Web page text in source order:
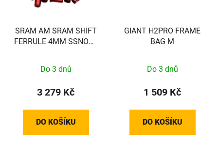
SRAM AM SRAM SHIFT
FERRULE 4MM SSNOSE
Do 3 dnů
3 279 Kč
DO KOŠÍKU
GIANT H2PRO FRAME
BAG M
Do 3 dnů
1 509 Kč
DO KOŠÍKU